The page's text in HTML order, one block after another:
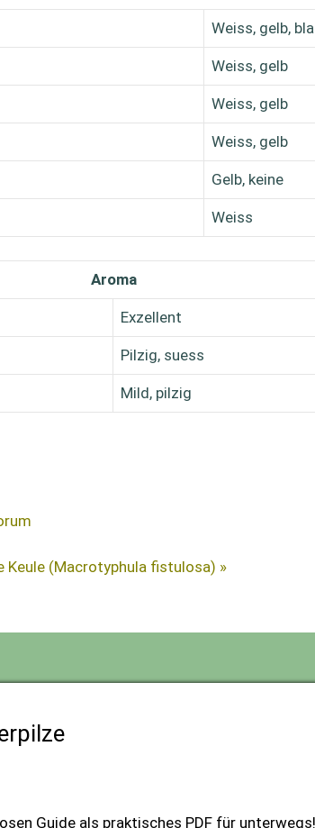
Weiss, gelb,
Weiss, gelb
Weiss, gelb
Weiss, gelb
Gelb, keine
Weiss
Aroma
Exzellent
Pilzig, suess
Mild, pilzig
Keule (Macrotyphula fistulosa) »
Guide als praktisches PDF für unterwegs!